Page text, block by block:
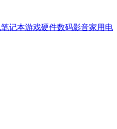
笔记本游戏硬件数码影音家用电